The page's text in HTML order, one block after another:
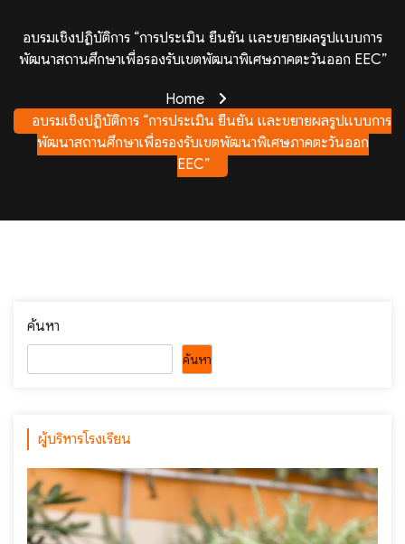
อบรมเชิงปฏิบัติการ “การประเมิน ยืนยัน และขยายผลรูปแบบการ
พัฒนาสถานศึกษาเพื่อรองรับเขตพัฒนาพิเศษภาคตะวันออก EEC”
Home
อบรมเชิงปฏิบัติการ “การประเมิน ยืนยัน และขยายผลรูปแบบการ
พัฒนาสถานศึกษาเพื่อรองรับเขตพัฒนาพิเศษภาคตะวันออก
EEC”
ค้นหา
ค้นหา
ผู้บริหารโรงเรียน